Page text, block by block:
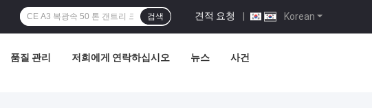
Korean
견적 요청 |
검색
품질 관리 저희에게 연락하십시오 뉴스 사건